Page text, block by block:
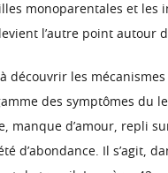
monoparentales et les
l’autre point autour
découvrir les
des symptômes
manque d’amour, repli
d’abondance. Il s’agit,